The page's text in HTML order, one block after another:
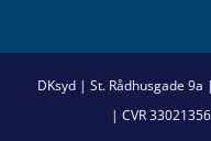
DKsyd | St. Rådhusgade
| CVR